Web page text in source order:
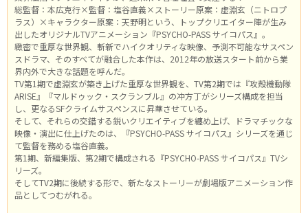
総監督：本広克行×監督：塩谷直義×ストーリー原案：虚淵玄（ニトロプ
ラス）×キャラクター原案：天野明という、トップクリエイター陣が生み
出したオリジナルTVアニメーション『PSYCHO-PASS サイコパス』。
緻密で重厚な世界観、斬新でハイクオリティな映像、予測不可能なサスペン
スドラマ、そのすべてが融合した本作は、2012年の放送スタート前から業
界内外で大きな話題を呼んだ。
TV第1期で虚淵玄が築き上げた重厚な世界観を、TV第2期では『攻殻機動隊
ARISE』『マルドゥック・スクランブル』の冲方丁がシリーズ構成を担当
し、更なるSFクライムサスペンスに昇華させている。
そして、それらの交錯する鋭いクリエイティブを纏め上げ、ドラマチックな
映像・演出に仕上げたのは、『PSYCHO-PASS サイコパス』シリーズを通じ
て監督を務める塩谷直義。
第1期、新編集版、第2期で構成される『PSYCHO-PASS サイコパス』TVシ
リーズ。
そしてTV2期に後続する形で、新たなストーリーが劇場版アニメーション作
品としてつむがれる。